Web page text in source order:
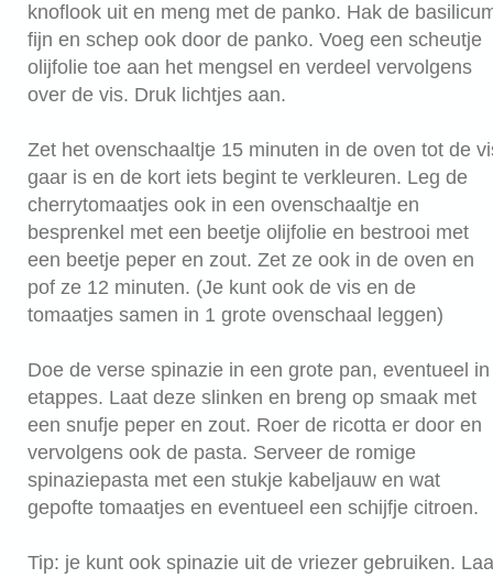
knoflook uit en meng met de panko. Hak de
fijn en schep ook door de panko. Voeg een scheutje
olijfolie toe aan het mengsel en verdeel vervolgens
over de vis. Druk lichtjes aan.
Zet het ovenschaaltje 15 minuten in de oven tot de
gaar is en de kort iets begint te verkleuren. Leg de
cherrytomaatjes ook in een ovenschaaltje en
besprenkel met een beetje olijfolie en bestrooi met
een beetje peper en zout. Zet ze ook in de oven en
pof ze 12 minuten. (Je kunt ook de vis en de
tomaatjes samen in 1 grote ovenschaal leggen)
Doe de verse spinazie in een grote pan, eventueel in
etappes. Laat deze slinken en breng op smaak met
een snufje peper en zout. Roer de ricotta er door en
vervolgens ook de pasta. Serveer de romige
spinaziepasta met een stukje kabeljauw en wat
gepofte tomaatjes en eventueel een schijfje citroen.
Tip: je kunt ook spinazie uit de vriezer gebruiken.